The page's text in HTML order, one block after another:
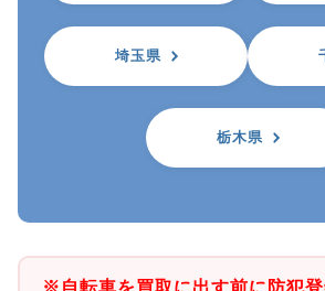
埼玉県
栃木県
※自転車を買取に出す前に防犯